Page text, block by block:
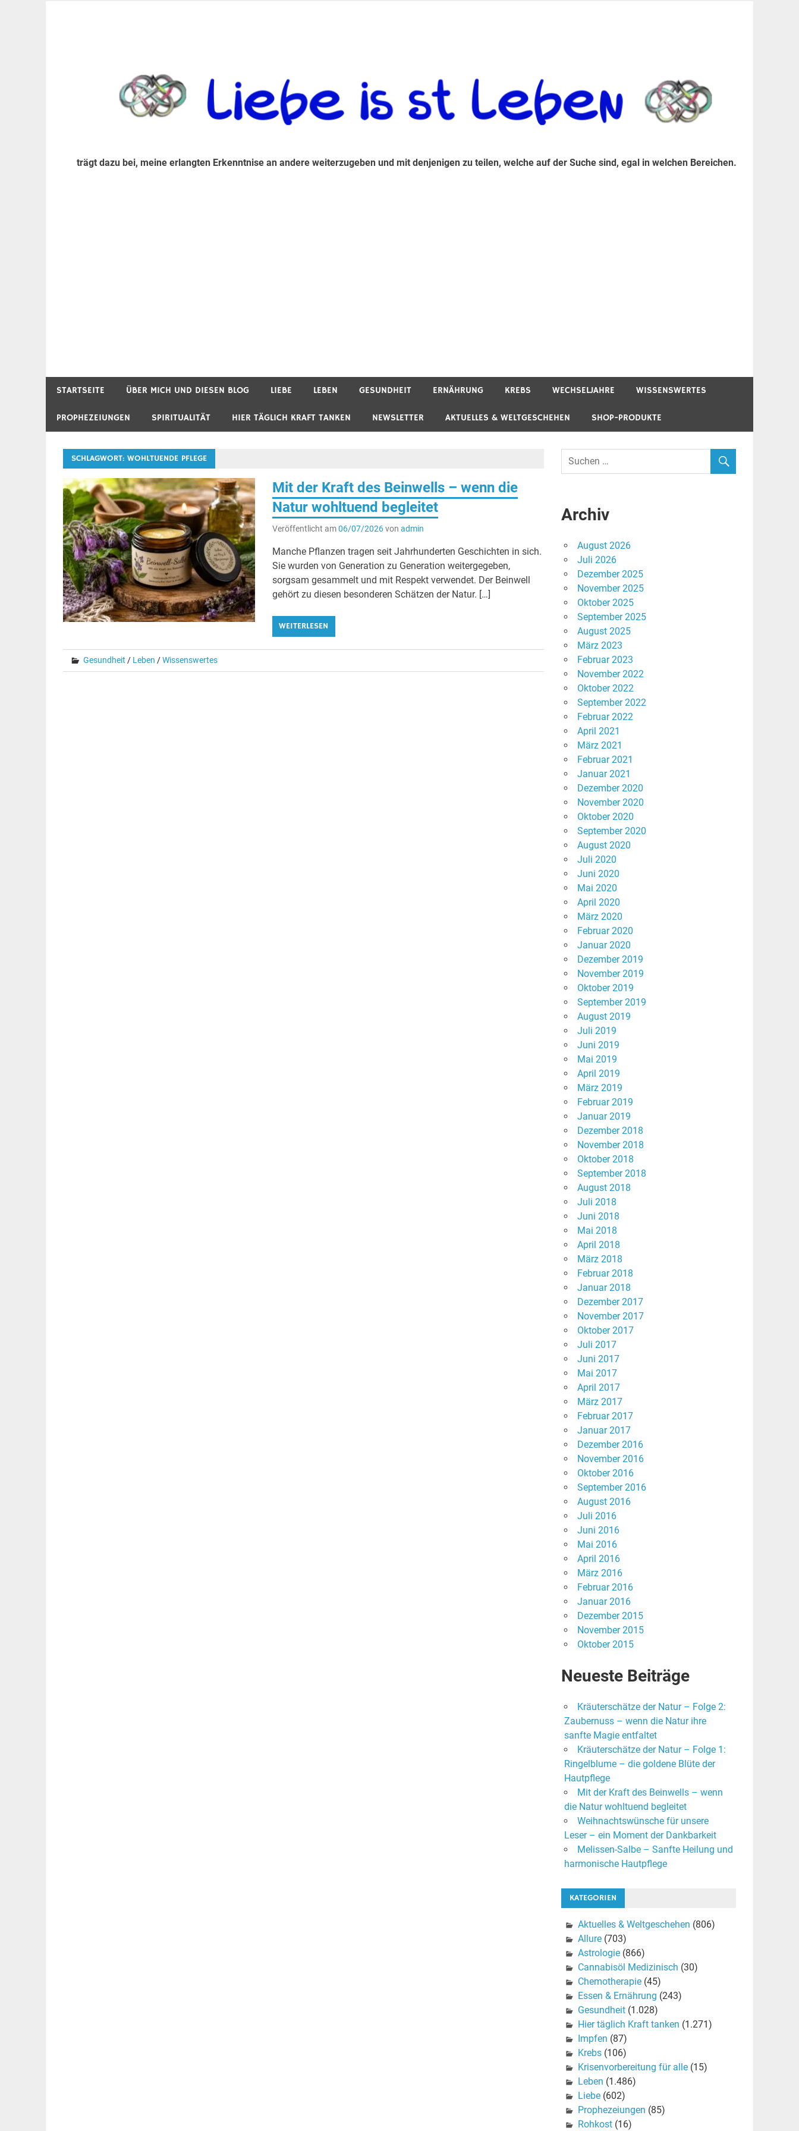
trägt dazu bei, meine erlangten Erkenntnise an andere weiterzugeben und mit denjenigen zu teilen, welche auf der Suche sind, egal in welchen Bereichen.
STARTSEITE ÜBER MICH UND DIESEN BLOG LIEBE LEBEN GESUNDHEIT ERNÄHRUNG KREBS WECHSELJAHRE WISSENSWERTES
PROPHEZEIUNGEN SPIRITUALITÄT HIER TÄGLICH KRAFT TANKEN NEWSLETTER AKTUELLES & WELTGESCHEHEN SHOP-PRODUKTE
SCHLAGWORT: WOHLTUENDE PFLEGE
Mit der Kraft des Beinwells – wenn die
Natur wohltuend begleitet
Veröffentlicht am06/07/2026vonadmin
Manche Pflanzen tragen seit Jahrhunderten Geschichten in sich.
Sie wurden von Generation zu Generation weitergegeben,
sorgsam gesammelt und mit Respekt verwendet. Der Beinwell
gehört zu diesen besonderen Schätzen der Natur. […]
WEITERLESEN
Gesundheit / Leben /Wissenswertes
Archiv
August 2026
Juli 2026
Dezember 2025
November 2025
Oktober 2025
September 2025
August 2025
März 2023
Februar 2023
November 2022
Oktober 2022
September 2022
Februar 2022
April 2021
März 2021
Februar 2021
Januar 2021
Dezember 2020
November 2020
Oktober 2020
September 2020
August 2020
Juli 2020
Juni 2020
Mai 2020
April 2020
März 2020
Februar 2020
Januar 2020
Dezember 2019
November 2019
Oktober 2019
September 2019
August 2019
Juli 2019
Juni 2019
Mai 2019
April 2019
März 2019
Februar 2019
Januar 2019
Dezember 2018
November 2018
Oktober 2018
September 2018
August 2018
Juli 2018
Juni 2018
Mai 2018
April 2018
März 2018
Februar 2018
Januar 2018
Dezember 2017
November 2017
Oktober 2017
Juli 2017
Juni 2017
Mai 2017
April 2017
März 2017
Februar 2017
Januar 2017
Dezember 2016
November 2016
Oktober 2016
September 2016
August 2016
Juli 2016
Juni 2016
Mai 2016
April 2016
März 2016
Februar 2016
Januar 2016
Dezember 2015
November 2015
Oktober 2015
Neueste Beiträge
Kräuterschätze der Natur – Folge 2:
Zaubernuss – wenn die Natur ihre
sanfte Magie entfaltet
Kräuterschätze der Natur – Folge 1:
Ringelblume – die goldene Blüte der
Hautpflege
Mit der Kraft des Beinwells – wenn
die Natur wohltuend begleitet
Weihnachtswünsche für unsere
Leser – ein Moment der Dankbarkeit
Melissen-Salbe – Sanfte Heilung und
harmonische Hautpflege
KATEGORIEN
Aktuelles & Weltgeschehen (806)
Allure(703)
Astrologie(866)
Cannabisöl Medizinisch (30)
Chemotherapie(45)
Essen & Ernährung (243)
Gesundheit(1.028)
Hier täglich Kraft tanken (1.271)
Impfen (87)
Krebs(106)
Krisenvorbereitung für alle(15)
Leben (1.486)
Liebe(602)
Prophezeiungen (85)
Rohkost(16)